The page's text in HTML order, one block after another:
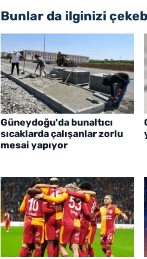
Bunlar da ilginizi
Güneydoğu'da bunaltıcı
sıcaklarda çalışanlar zorlu
mesai yapıyor